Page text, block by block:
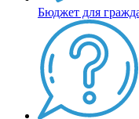
Бюджет для